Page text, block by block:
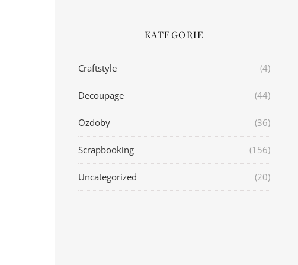
KATEGORIE
Craftstyle (4)
Decoupage (44)
Ozdoby (36)
Scrapbooking (156)
Uncategorized (20)